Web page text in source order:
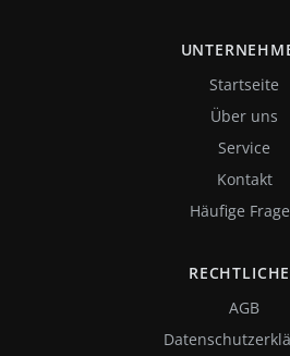
Startseite
Über uns
Service
Kontakt
Häufige
AGB